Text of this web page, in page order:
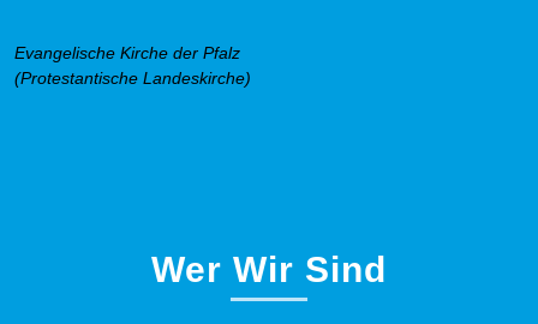
Evangelische Kirche der Pfalz
(Protestantische Landeskirche)
Wer Wir Sind